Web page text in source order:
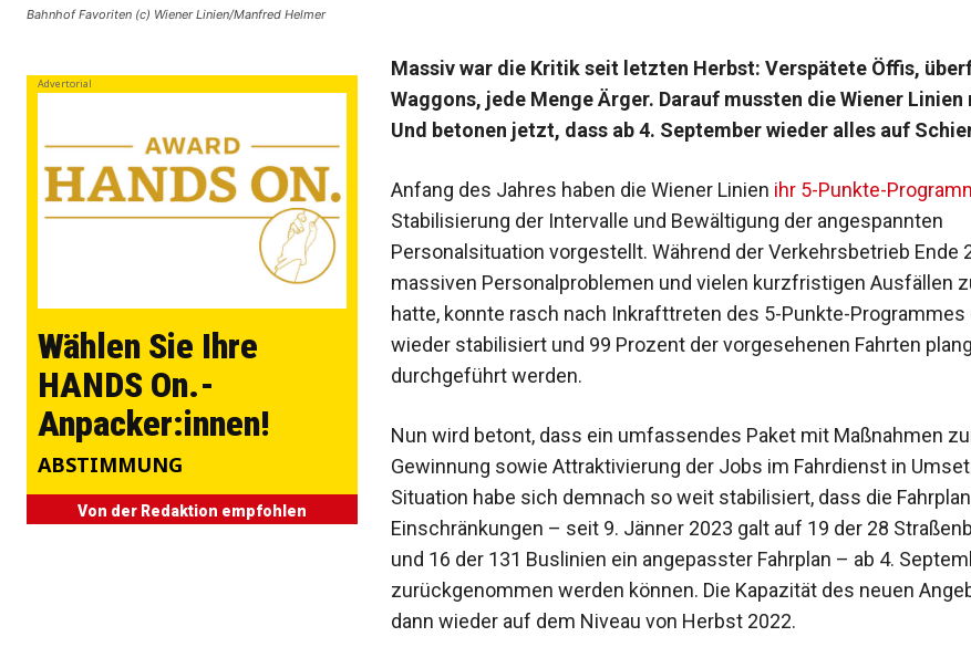
Bahnhof Favoriten (c) Wiener Linien/Manfred Helmer
Advertorial
Wählen Sie Ihre
HANDS On.-
Anpacker:innen!
ABSTIMMUNG
Von der Redaktion empfohlen
Massiv war die Kritik seit letzten Herbst: Verspätete Öffis,
Waggons, jede Menge Ärger. Darauf mussten die Wiener Linien
Und betonen jetzt, dass ab 4. September wieder alles auf
Anfang des Jahres haben die Wiener Linien ihr 5-Punkte-
Stabilisierung der Intervalle und Bewältigung der angespannten
Personalsituation vorgestellt. Während der Verkehrsbetrieb Ende
massiven Personalproblemen und vielen kurzfristigen Ausfällen
hatte, konnte rasch nach Inkrafttreten des 5-Punkte-Programmes
wieder stabilisiert und 99 Prozent der vorgesehenen Fahrten
durchgeführt werden.
Nun wird betont, dass ein umfassendes Paket mit Maßnahmen
Gewinnung sowie Attraktivierung der Jobs im Fahrdienst in
Situation habe sich demnach so weit stabilisiert, dass die
Einschränkungen – seit 9. Jänner 2023 galt auf 19 der 28
und 16 der 131 Buslinien ein angepasster Fahrplan – ab 4.
zurückgenommen werden können. Die Kapazität des neuen
dann wieder auf dem Niveau von Herbst 2022.